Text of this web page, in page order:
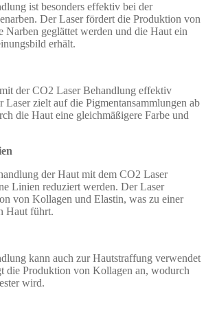
ist besonders effektiv bei der
Der Laser fördert die Produktion von
geglättet werden und die Haut ein
erhält.
der CO2 Laser Behandlung effektiv
Laser zielt auf die Pigmentansammlungen ab
die Haut eine gleichmäßigere Farbe und
der Haut mit dem CO2 Laser
Linien reduziert werden. Der Laser
von Kollagen und Elastin, was zu einer
Haut führt.
kann auch zur Hautstraffung verwendet
die Produktion von Kollagen an, wodurch
wird.